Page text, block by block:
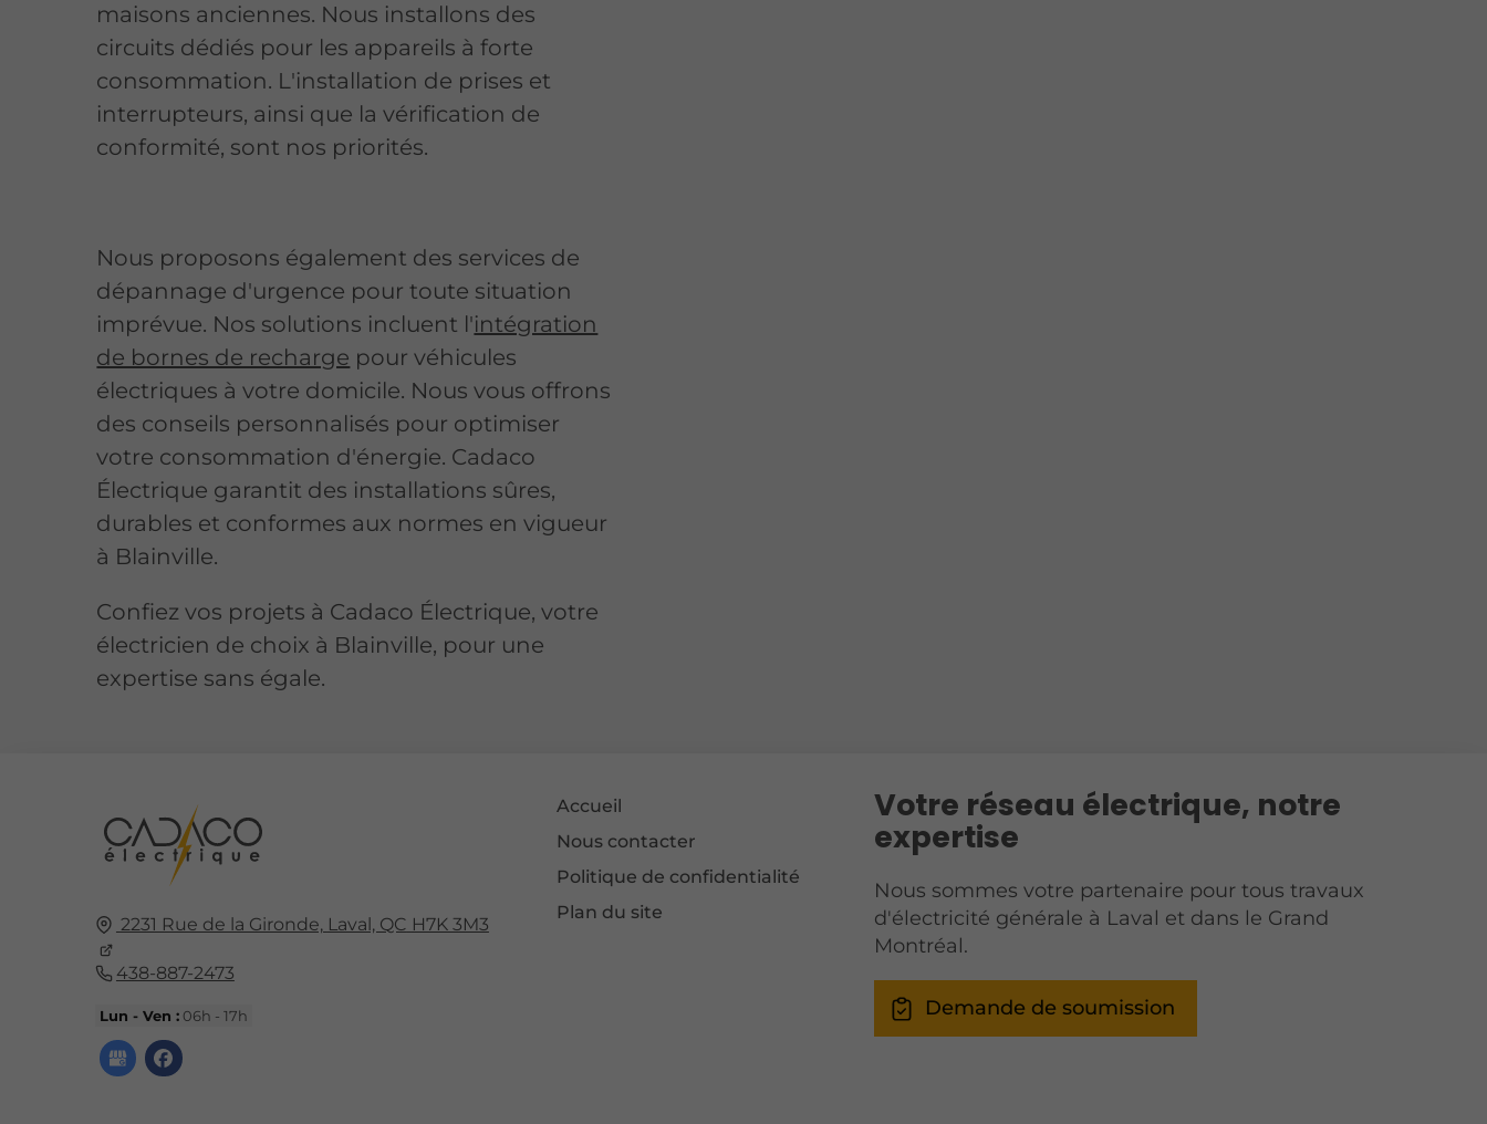
maisons anciennes. Nous installons des
circuits dédiés pour les appareils à forte
consommation. L'installation de prises et
interrupteurs, ainsi que la vérification de
conformité, sont nos priorités.
Nous proposons également des services de
dépannage d'urgence pour toute situation
imprévue. Nos solutions incluent l'intégration
de bornes de recharge pour véhicules
électriques à votre domicile. Nous vous offrons
des conseils personnalisés pour optimiser
votre consommation d'énergie. Cadaco
Électrique garantit des installations sûres,
durables et conformes aux normes en vigueur
à Blainville.
Confiez vos projets à Cadaco Électrique, votre
électricien de choix à Blainville, pour une
expertise sans égale.
2231 Rue de la Gironde, Laval, QC H7K 3M3
438-887-2473
Lun - Ven :06h - 17h
Accueil
Nous contacter
Politique de confidentialité
Plan du site
Votre réseau électrique, notre
expertise
Nous sommes votre partenaire pour tous travaux
d'électricité générale à Laval et dans le Grand
Montréal.
Demande de soumission